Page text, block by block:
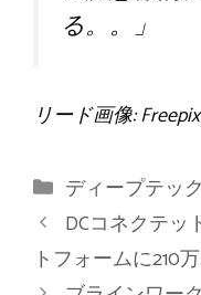
る。 。」
リード画像: Freepix
カ
テ
ゴ
リ
ディープテック
DCコネクテッ
トフォームに210